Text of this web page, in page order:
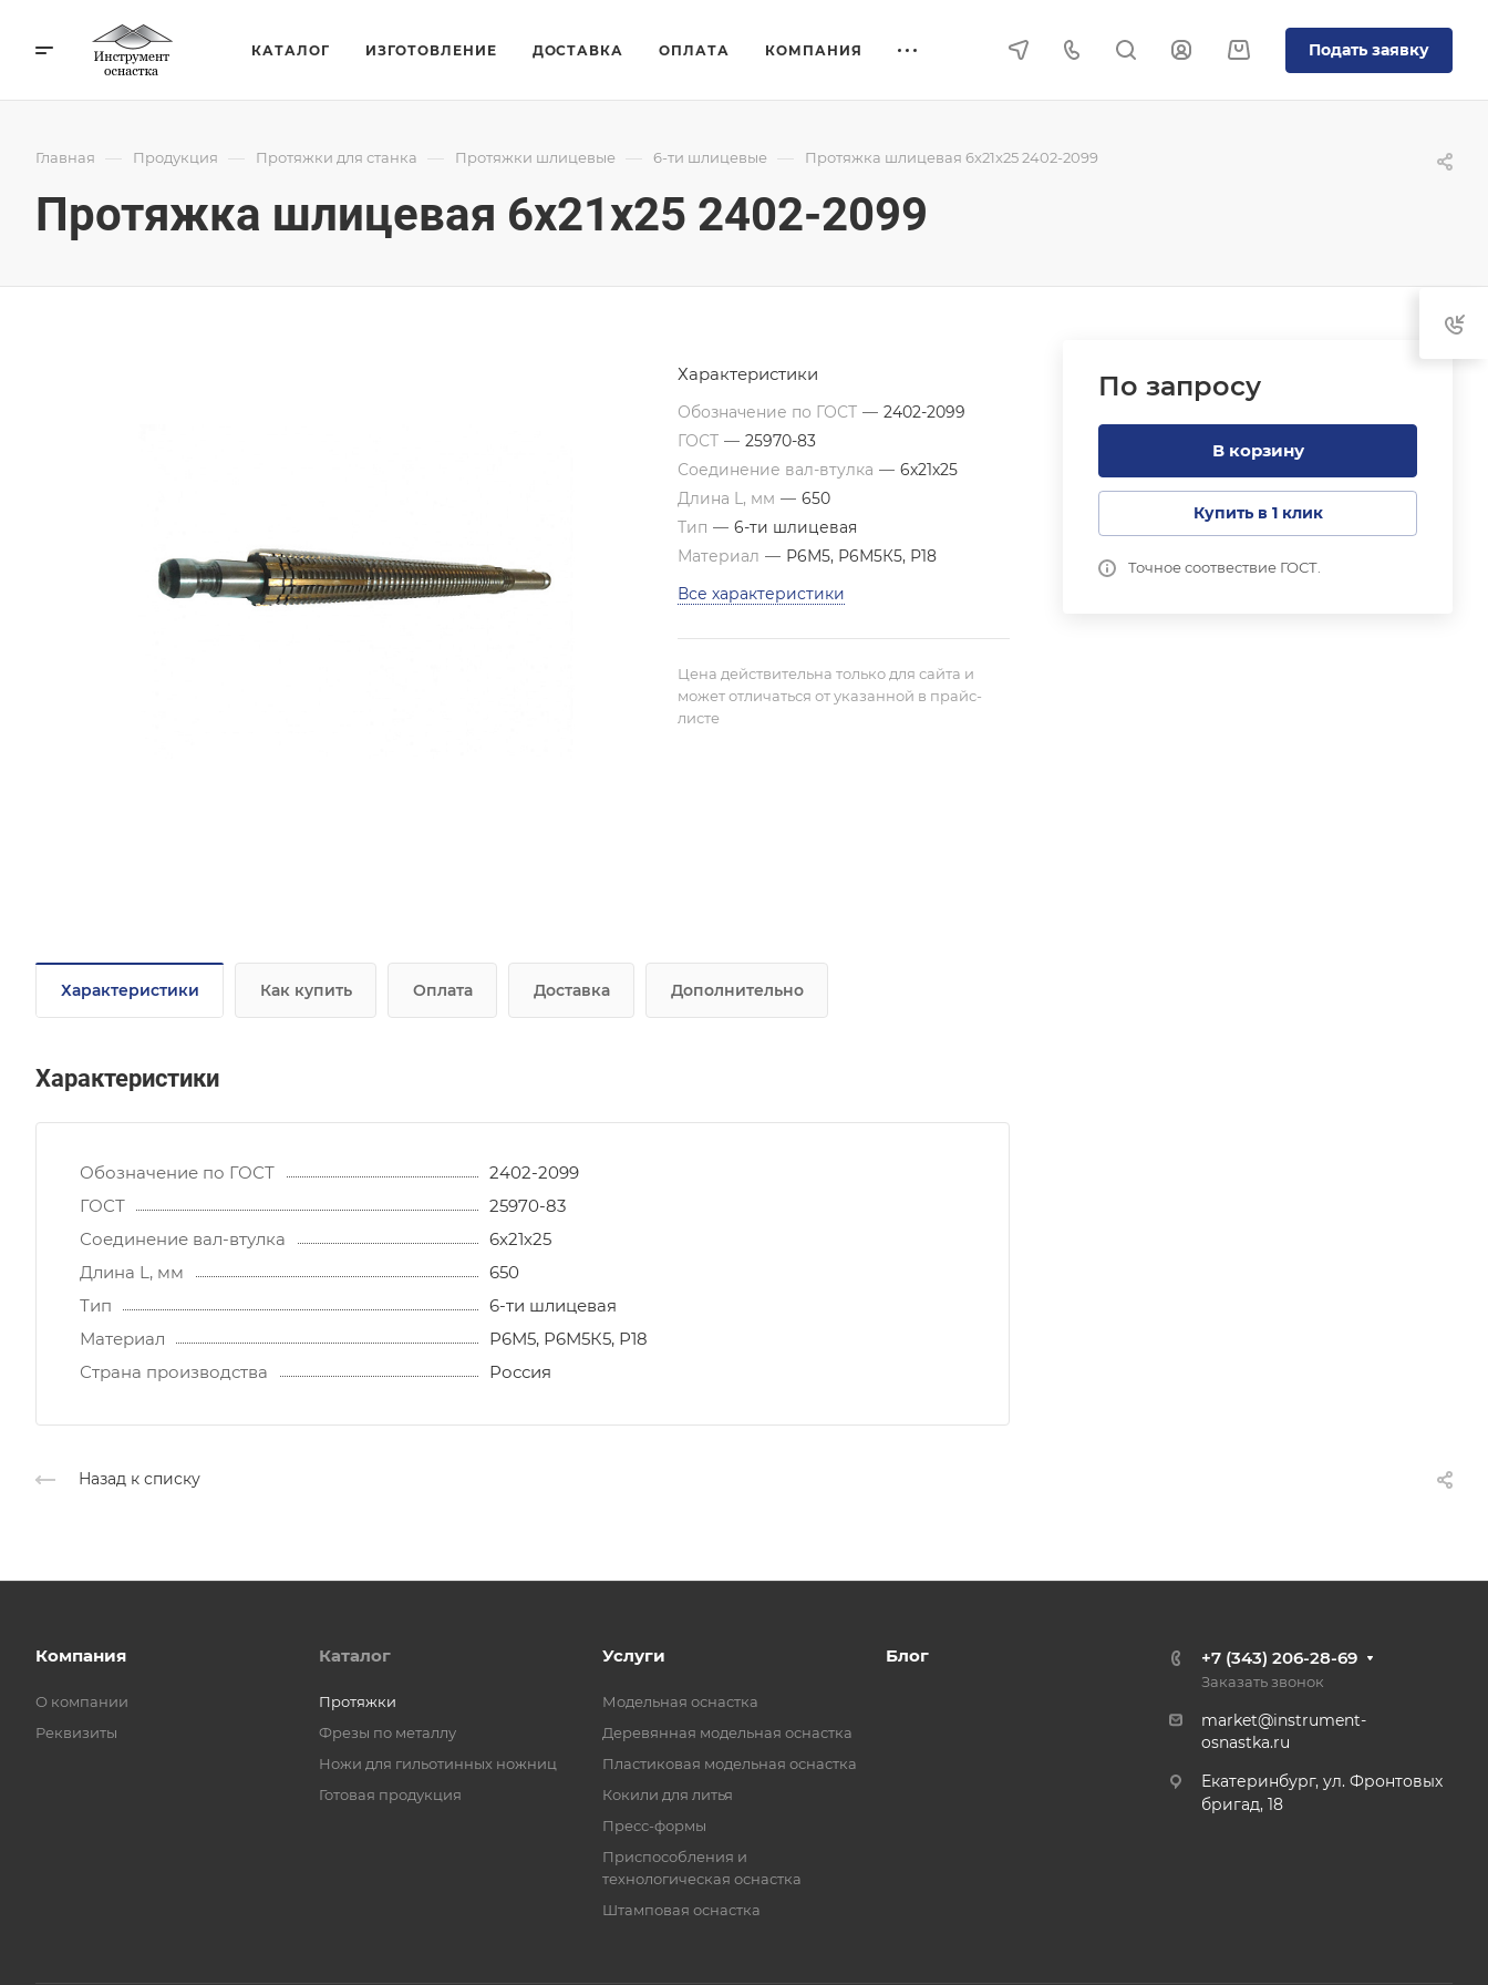
КАТАЛОГ ИЗГОТОВЛЕНИЕ ДОСТАВКА ОПЛАТА КОМПАНИЯ Подать заявку
Главная — Продукция — Протяжки для станка — Протяжки шлицевые — 6-ти шлицевые — Протяжка шлицевая 6x21x25 2402-2099
Протяжка шлицевая 6x21x25 2402-2099
По запросу
В корзину
Купить в 1 клик
Точное соотвествие ГОСТ.
Характеристики
Обозначение по ГОСТ — 2402-2099
ГОСТ — 25970-83
Соединение вал-втулка — 6х21х25
Длина L, мм — 650
Тип — 6-ти шлицевая
Материал — Р6М5, Р6М5К5, Р18
Все характеристики
Цена действительна только для сайта и
может отличаться от указанной в прайс-
листе
Характеристики Как купить Оплата Доставка Дополнительно
Характеристики
Обозначение по ГОСТ
2402-2099
ГОСТ
25970-83
Соединение вал-втулка
6х21х25
Длина L, мм
650
Тип
6-ти шлицевая
Материал
Р6М5, Р6М5К5, Р18
Страна производства
Россия
Назад к списку
Компания
О компании
Реквизиты
Каталог
Протяжки
Фрезы по металлу
Ножи для гильотинных ножниц
Готовая продукция
Услуги
Модельная оснастка
Деревянная модельная оснастка
Пластиковая модельная оснастка
Кокили для литья
Пресс-формы
Приспособления и
технологическая оснастка
Штамповая оснастка
Блог +7 (343) 206-28-69
Заказать звонок
market@instrument-
osnastka.ru
Екатеринбург, ул. Фронтовых
бригад, 18